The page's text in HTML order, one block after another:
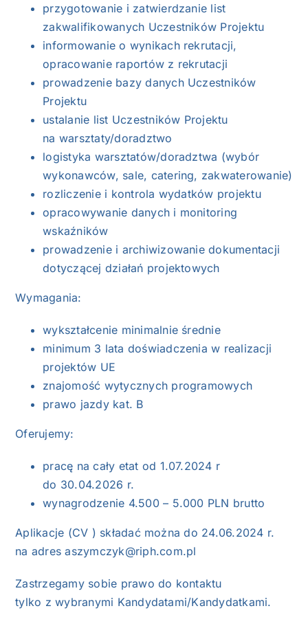
przygotowanie i zatwierdzanie list
zakwalifikowanych Uczestników Projektu
informowanie o wynikach rekrutacji,
opracowanie raportów z rekrutacji
prowadzenie bazy danych Uczestników
Projektu
ustalanie list Uczestników Projektu
na warsztaty/doradztwo
logistyka warsztatów/doradztwa (wybór
wykonawców, sale, catering, zakwaterowanie)
rozliczenie i kontrola wydatków projektu
opracowywanie danych i monitoring
wskaźników
prowadzenie i archiwizowanie dokumentacji
dotyczącej działań projektowych
Wymagania:
wykształcenie minimalnie średnie
minimum 3 lata doświadczenia w realizacji
projektów UE
znajomość wytycznych programowych
prawo jazdy kat. B
Oferujemy:
pracę na cały etat od 1.07.2024 r
do 30.04.2026 r.
wynagrodzenie 4.500 – 5.000 PLN brutto
Aplikacje (CV ) składać można do 24.06.2024 r.
na adresaszymczyk@riph.com.pl
Zastrzegamy sobie prawo do kontaktu
tylko z wybranymi Kandydatami/Kandydatkami.